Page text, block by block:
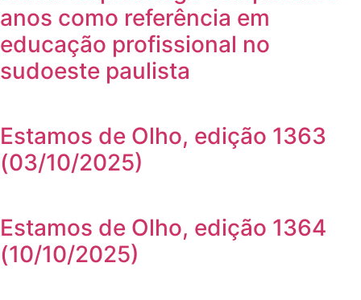
anos como referência em
educação profissional no
sudoeste paulista
Estamos de Olho, edição 1363
(03/10/2025)
Estamos de Olho, edição 1364
(10/10/2025)